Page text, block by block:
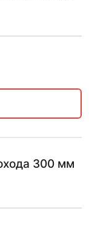
300 мм